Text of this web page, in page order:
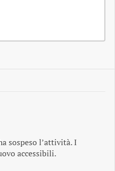
sospeso l’attività. I
accessibili.